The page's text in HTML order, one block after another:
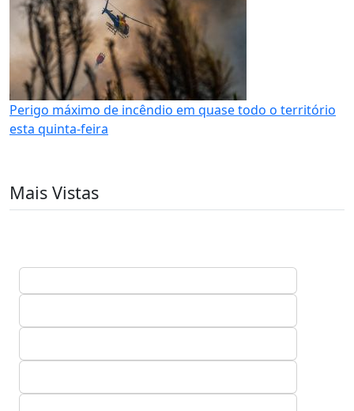
Perigo máximo de incêndio em quase todo o território
esta quinta-feira
Mais Vistas